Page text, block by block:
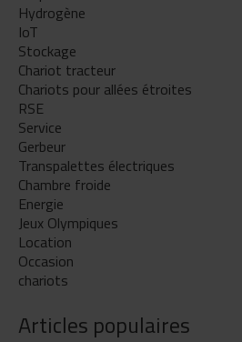
Hydrogène
IoT
Stockage
Chariot tracteur
Chariots pour allées étroites
RSE
Service
Gerbeur
Transpalettes électriques
Chambre froide
Energie
Jeux Olympiques
Location
Occasion
chariots
Articles populaires